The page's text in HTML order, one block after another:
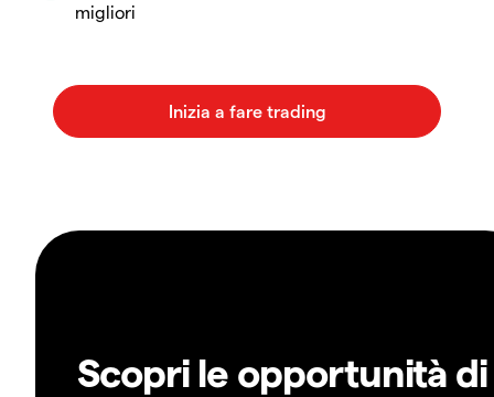
migliori
Scopri le opportunità di